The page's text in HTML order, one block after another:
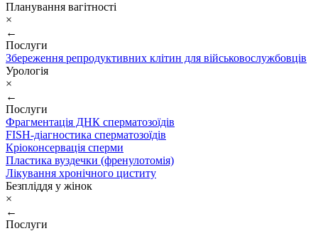
Планування вагітності
×
←
Послуги
Збереження репродуктивних клітин для військовослужбовців
Урологія
×
←
Послуги
Фрагментація ДНК сперматозоїдів
FISH-діагностика сперматозоїдів
Кріоконсервація сперми
Пластика вуздечки (френулотомія)
Лікування хронічного циститу
Безпліддя у жінок
×
←
Послуги